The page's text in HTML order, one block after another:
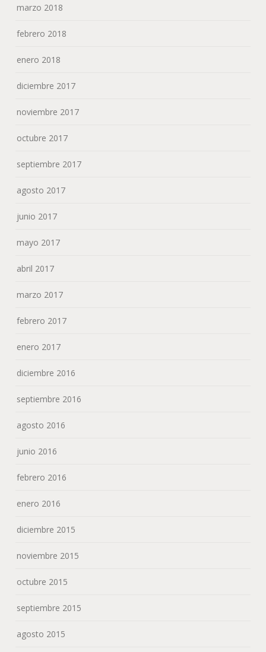
marzo 2018
febrero 2018
enero 2018
diciembre 2017
noviembre 2017
octubre 2017
septiembre 2017
agosto 2017
junio 2017
mayo 2017
abril 2017
marzo 2017
febrero 2017
enero 2017
diciembre 2016
septiembre 2016
agosto 2016
junio 2016
febrero 2016
enero 2016
diciembre 2015
noviembre 2015
octubre 2015
septiembre 2015
agosto 2015